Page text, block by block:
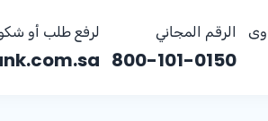
الرقم المجاني
800-101-0150
لرفع طلب أو